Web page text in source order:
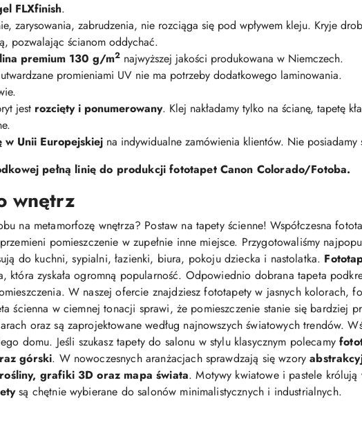
FLXfinish.
zarysowania, zabrudzenia, nie rozciąga się pod wpływem kleju. Kryje
pozwalając ścianom oddychać.
premium 130 g/m2 najwyższej jakości produkowana w Niemczech.
promieniami UV nie ma potrzeby dodatkowego laminowania.
jest rozcięty i ponumerowany. Klej nakładamy tylko na ścianę, tapetę
Unii Europejskiej na indywidualne zamówienia klientów. Nie posiadamy
pełną linię do produkcji fototapet Canon Colorado/Fotoba.
wnętrz
na metamorfozę wnętrza? Postaw na tapety ścienne! Współczesna
pomieszczenie w zupełnie inne miejsce. Przygotowaliśmy
do kuchni, sypialni, łazienki, biura, pokoju dziecka i nastolatka.
która zyskała ogromną popularność. Odpowiednio dobrana tapeta
W naszej ofercie znajdziesz fototapety w jasnych kolorach,
ścienna w ciemnej tonacji sprawi, że pomieszczenie stanie się bardziej
oraz są zaprojektowane według najnowszych światowych trendów.
domu. Jeśli szukasz tapety do salonu w stylu klasycznym polecamy
górski. W nowoczesnych aranżacjach sprawdzają się wzory
grafiki 3D oraz mapa świata. Motywy kwiatowe i pastele królują
są chętnie wybierane do salonów minimalistycznych i industrialnych.